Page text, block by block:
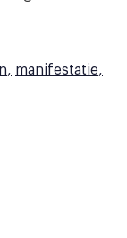
manifestatie